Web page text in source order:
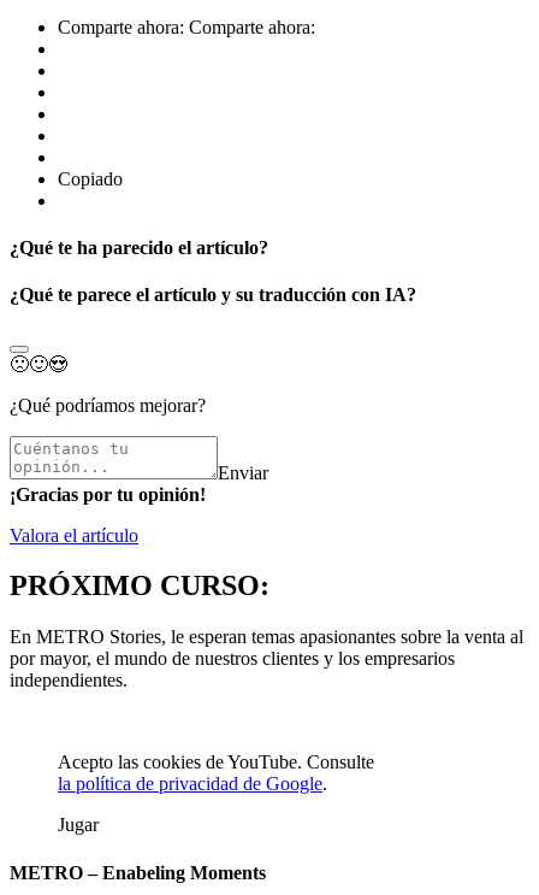
Comparte ahora: Comparte ahora:
Copiado
¿Qué te ha parecido el artículo?
¿Qué te parece el artículo y su traducción con IA?
🙁🙂😍
¿Qué podríamos mejorar?
Enviar
¡Gracias por tu opinión!
Valora el artículo
PRÓXIMO CURSO:
En METRO Stories, le esperan temas apasionantes sobre la venta al
por mayor, el mundo de nuestros clientes y los empresarios
independientes.
Acepto las cookies de YouTube. Consulte
la política de privacidad de Google.
Jugar
METRO – Enabeling Moments